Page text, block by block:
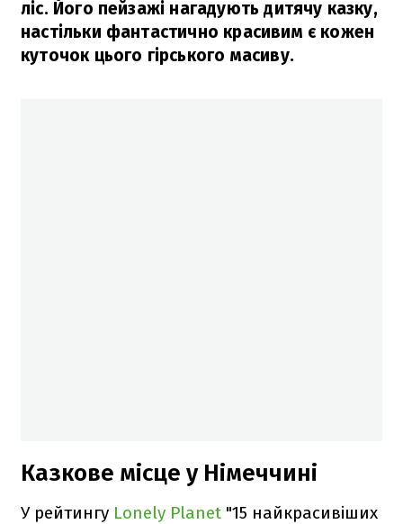
ліс. Його пейзажі нагадують дитячу казку,
настільки фантастично красивим є кожен
куточок цього гірського масиву.
Казкове місце у Німеччині
У рейтингу Lonely Planet "15 найкрасивіших